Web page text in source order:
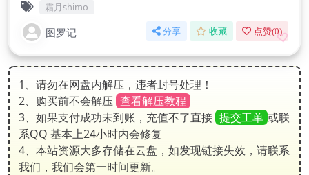
霜月shimo
图罗记 分享 收藏 点赞(0)
1、请勿在网盘内解压，违者封号处理！
2、购买前不会解压 查看解压教程
3、如果支付成功未到账，充值不了直接 提交工单 或联
系QQ 基本上24小时内会修复
4、本站资源大多存储在云盘，如发现链接失效，请联系
我们，我们会第一时间更新。